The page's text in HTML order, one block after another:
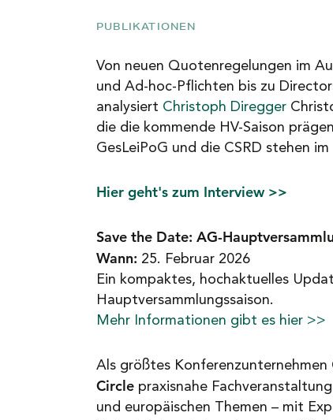
KARRIERE
KONTAKT
PUBLIKATIONEN
Von neuen Quotenregelungen im
und Ad-hoc-Pflichten bis zu
analysiert Christoph Diregger
die die kommende HV-Saison
GesLeiPoG und die CSRD stehen
Hier geht's zum Interview >>
Save the Date: AG-
Wann: 25. Februar 2026
Ein kompaktes, hochaktuelles
Hauptversammlungssaison.
Mehr Informationen gibt es hier >>
Als größtes
Circle praxisnahe
und europäischen Themen – mit